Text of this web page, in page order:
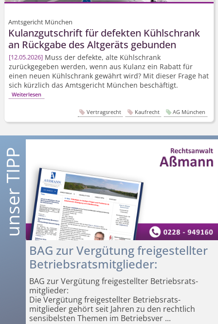
Amtsgericht München
Kulanzgutschrift für defekten Kühlschrank
an Rückgabe des Altgeräts gebunden
12.05.2026 Muss der defekte, alte Kühlschrank
zurückgegeben werden, wenn aus Kulanz ein Rabatt für
einen neuen Kühlschrank gewährt wird? Mit dieser Frage hat
sich kürzlich das Amtsgericht München beschäftigt.
Weiterlesen
Vertragsrecht Kaufrecht AG München
BAG zur Vergütung freigestellter
Betriebsrats­mitglieder:
BAG zur Vergütung freigestellter Betriebsrats­
mitglieder:
Die Vergütung freigestellter Betriebsrats­
mitglieder gehört seit Jahren zu den rechtlich
sensibelsten Themen im Betriebsver­...